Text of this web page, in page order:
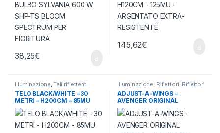
38,25€
145,62€
Illuminazione, Teli riflettenti
TELO BLACK/WHITE – 30
METRI – H200CM – 85MU
Illuminazione, Riflettori, Riflettori
e Light Rail
ADJUST-A-WINGS –
AVENGER ORIGINAL
MEDIUM – CON SUPER
SPREADER